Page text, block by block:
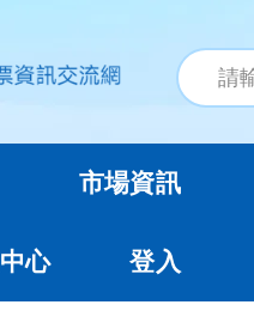
市場資訊
心 登入